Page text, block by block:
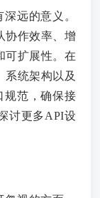
远的意义。
协作效率、增
可扩展性。在
系统架构以及
规范，确保接
讨更多API设